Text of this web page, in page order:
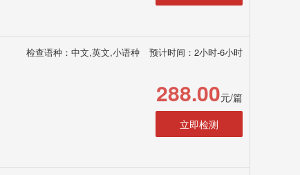
检查语种：中文,英文,小语种 预计时间：2小时-6小时
288.00元/篇
立即检测